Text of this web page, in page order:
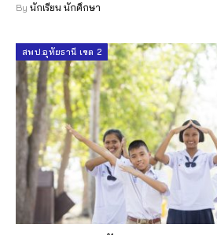
By นักเรียน นักศึกษา
สพป.อุทัยธานี เขต 2